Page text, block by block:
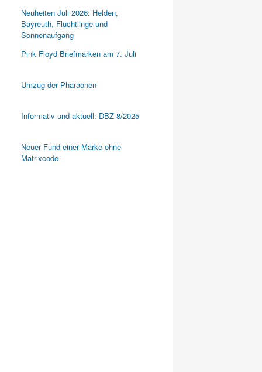
Neuheiten Juli 2026: Helden,
Bayreuth, Flüchtlinge und
Sonnenaufgang
Pink Floyd Briefmarken am 7. Juli
Umzug der Pharaonen
Informativ und aktuell: DBZ 8/2025
Neuer Fund einer Marke ohne
Matrixcode